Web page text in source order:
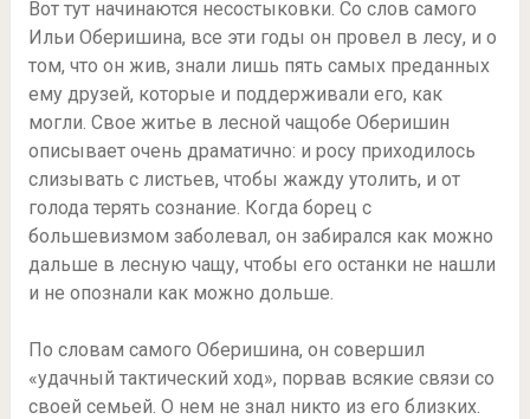
Вот тут начинаются несостыковки. Со слов самого
Ильи Оберишина, все эти годы он провел в лесу, и о
том, что он жив, знали лишь пять самых преданных
ему друзей, которые и поддерживали его, как
могли. Свое житье в лесной чащобе Оберишин
описывает очень драматично: и росу приходилось
слизывать с листьев, чтобы жажду утолить, и от
голода терять сознание. Когда борец с
большевизмом заболевал, он забирался как можно
дальше в лесную чащу, чтобы его останки не нашли
и не опознали как можно дольше.
По словам самого Оберишина, он совершил
«удачный тактический ход», порвав всякие связи со
своей семьей. О нем не знал никто из его близких.